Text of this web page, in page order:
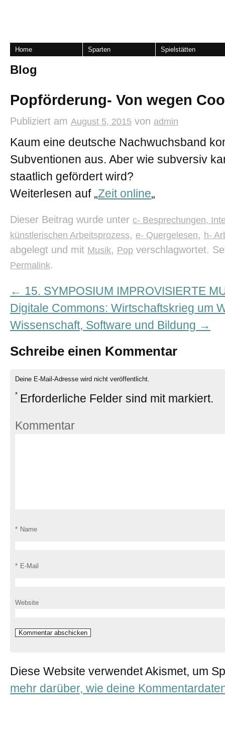
Home Sparten Spielstätten
Blog
Popförderung- Von wegen
Publiziert am August 5, 2015 von admin
Kaum eine deutsche Nachwuchsband
Subventionen aus. Aber wie subversiv
staatlich gefördert wird?
Weiterlesen auf „Zeit online„
Dieser Beitrag wurde unter c- Besprechungen,
künstlerischen Arbeitsprozess, e- Quergelesen, h-
abgelegt und mit Musik, Pop verschlagwortet.
Permalink.
← 15. SYMPOSIUM IMPROVISIERTE
Digitale Commons: Wirtschaftskrieg um
Wissenschaft, Software und Bildung →
Schreibe einen Kommentar
Deine E-Mail-Adresse wird nicht veröffentlicht.
Erforderliche Felder sind mit
* markiert.
Kommentar
Name
*
E-Mail
*
Website
Diese Website verwendet Akismet, um
mehr darüber, wie deine